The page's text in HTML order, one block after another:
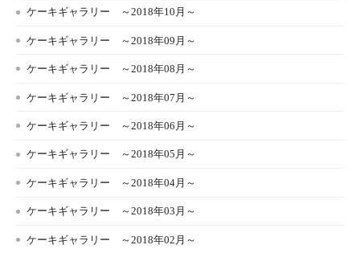
ケーキギャラリー ～2018年10月～
ケーキギャラリー ～2018年09月～
ケーキギャラリー ～2018年08月～
ケーキギャラリー ～2018年07月～
ケーキギャラリー ～2018年06月～
ケーキギャラリー ～2018年05月～
ケーキギャラリー ～2018年04月～
ケーキギャラリー ～2018年03月～
ケーキギャラリー ～2018年02月～